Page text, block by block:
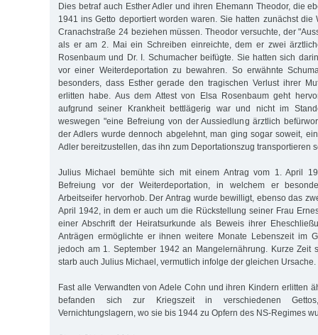
Dies betraf auch Esther Adler und ihren Ehemann Theodor, die
1941 ins Getto deportiert worden waren. Sie hatten zunächst die
Cranachstraße 24 beziehen müssen. Theodor versuchte, der
als er am 2. Mai ein Schreiben einreichte, dem er zwei
Rosenbaum und Dr. I. Schumacher beifügte. Sie hatten sich
vor einer Weiterdeportation zu bewahren. So erwähnte
besonders, dass Esther gerade den tragischen Verlust ihrer
erlitten habe. Aus dem Attest von Elsa Rosenbaum geht
aufgrund seiner Krankheit bettlägerig war und nicht im
weswegen "eine Befreiung von der Aussiedlung ärztlich
der Adlers wurde dennoch abgelehnt, man ging sogar soweit,
Adler bereitzustellen, das ihn zum Deportationszug transportieren
Julius Michael bemühte sich mit einem Antrag vom 1. April
Befreiung vor der Weiterdeportation, in welchem er
Arbeitseifer hervorhob. Der Antrag wurde bewilligt, ebenso das
April 1942, in dem er auch um die Rückstellung seiner Frau
einer Abschrift der Heiratsurkunde als Beweis ihrer
Anträgen ermöglichte er ihnen weitere Monate Lebenszeit im
jedoch am 1. September 1942 an Mangelernährung. Kurze Zeit
starb auch Julius Michael, vermutlich infolge der gleichen Ursache.
Fast alle Verwandten von Adele Cohn und ihren Kindern erlitten
befanden sich zur Kriegszeit in verschiedenen
Vernichtungslagern, wo sie bis 1944 zu Opfern des NS-Regimes